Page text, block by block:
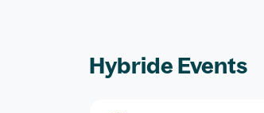
Hybride Events